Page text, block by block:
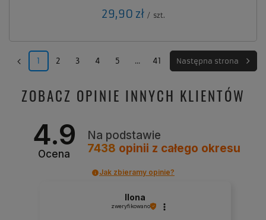
29,90 zł / szt.
1 2 3 4 5 ... 41 Następna strona
ZOBACZ OPINIE INNYCH KLIENTÓW
4.9
Ocena
Na podstawie
7438 opinii z całego okresu
Jak zbieramy opinie?
Ilona
zweryfikowano